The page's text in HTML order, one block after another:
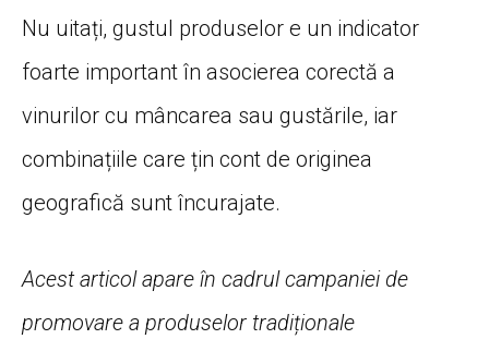
Nu uitați, gustul produselor e un indicator
foarte important în asocierea corectă a
vinurilor cu mâncarea sau gustările, iar
combinațiile care țin cont de originea
geografică sunt încurajate.
Acest articol apare în cadrul campaniei de
promovare a produselor tradiționale